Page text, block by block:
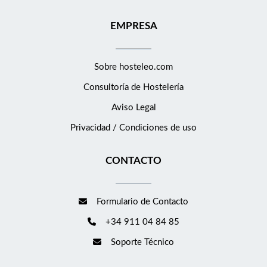
organizativa y orientación al detalle. Conocimiento de ventas y
propuestas y experiencias para huéspedes. Disponibilidad para
trabajar turnos rotativos, fines de semana y festivos. Se Ofrece
de continuidad y desarrollo profesional. Salario según convenio
ventas. Alojamiento disponible (con suplemento).
EMPRESA
Sobre hosteleo.com
Consultoría de Hostelería
Aviso Legal
Privacidad / Condiciones de uso
CONTACTO
Formulario de Contacto
+34 911 04 84 85
Soporte Técnico